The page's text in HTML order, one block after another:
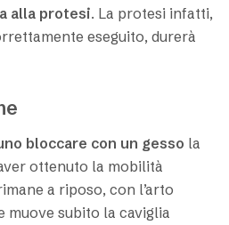
alla protesi. La protesi infatti,
eseguito, durerà
bloccare con un gesso la
ottenuto la mobilità
a riposo, con l’arto
subito la caviglia